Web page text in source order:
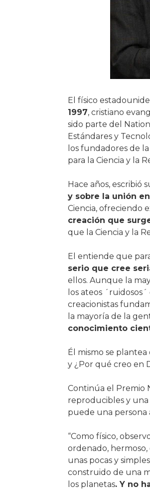
El físico
1997, cristiano
sido parte del
Estándares y
los fundadores de
para la Ciencia y la
Hace años, escribió
y sobre la unión
Ciencia, ofreciendo
creación que
que la Ciencia y la
El entiende que
serio que cree
ellos. Aunque la
los ateos
creacionistas
la mayoría de la
conocimiento
Él mismo se
y ¿Por qué creo en
Continúa el Premio
reproducibles y una
puede una persona
“Como físico,
ordenado,
unas pocas y
construido de una
los planetas. Y no